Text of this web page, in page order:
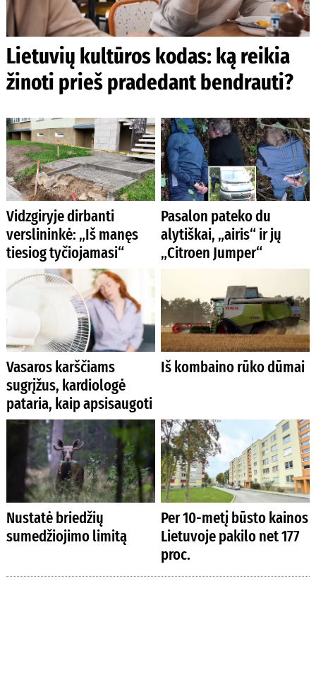
Lietuvių kultūros kodas: ką reikia
žinoti prieš pradedant bendrauti?
Vidzgiryje dirbanti
verslininkė: „Iš manęs
tiesiog tyčiojamasi“
Pasalon pateko du
alytiškai, „airis“ ir jų
„Citroen Jumper“
Vasaros karščiams
sugrįžus, kardiologė
pataria, kaip apsisaugoti
Iš kombaino rūko dūmai
Nustatė briedžių
sumedžiojimo limitą
Per 10-metį būsto kainos
Lietuvoje pakilo net 177
proc.